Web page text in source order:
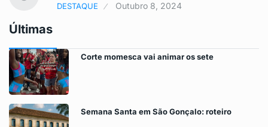
DESTAQUE
Outubro 8, 2024
Últimas
Corte momesca vai animar os sete
Semana Santa em São Gonçalo: roteiro